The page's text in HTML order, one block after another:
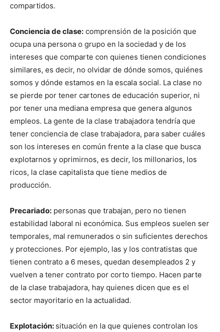
compartidos.
Conciencia de clase: comprensión de la posición que
ocupa una persona o grupo en la sociedad y de los
intereses que comparte con quienes tienen condiciones
similares, es decir, no olvidar de dónde somos, quiénes
somos y dónde estamos en la escala social. La clase no
se pierde por tener cartones de educación superior, ni
por tener una mediana empresa que genera algunos
empleos. La gente de la clase trabajadora tendría que
tener conciencia de clase trabajadora, para saber cuáles
son los intereses en común frente a la clase que busca
explotarnos y oprimirnos, es decir, los millonarios, los
ricos, la clase capitalista que tiene medios de
producción.
Precariado: personas que trabajan, pero no tienen
estabilidad laboral ni económica. Sus empleos suelen ser
temporales, mal remunerados o sin suficientes derechos
y protecciones. Por ejemplo, las y los contratistas que
tienen contrato a 6 meses, quedan desempleados 2 y
vuelven a tener contrato por corto tiempo. Hacen parte
de la clase trabajadora, hay quienes dicen que es el
sector mayoritario en la actualidad.
Explotación: situación en la que quienes controlan los